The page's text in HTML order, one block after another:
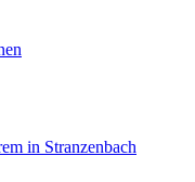
in Stranzenbach